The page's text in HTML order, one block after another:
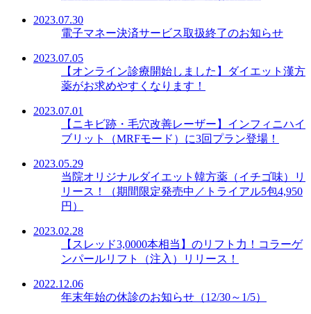
2023.07.30
電子マネー決済サービス取扱終了のお知らせ
2023.07.05
【オンライン診療開始しました】ダイエット漢方
薬がお求めやすくなります！
2023.07.01
【ニキビ跡・毛穴改善レーザー】インフィニハイ
ブリット（MRFモード）に3回プラン登場！
2023.05.29
当院オリジナルダイエット韓方薬（イチゴ味）リ
リース！（期間限定発売中／トライアル5包4,950
円）
2023.02.28
【スレッド3,0000本相当】のリフト力！コラーゲ
ンパールリフト（注入）リリース！
2022.12.06
年末年始の休診のお知らせ（12/30～1/5）